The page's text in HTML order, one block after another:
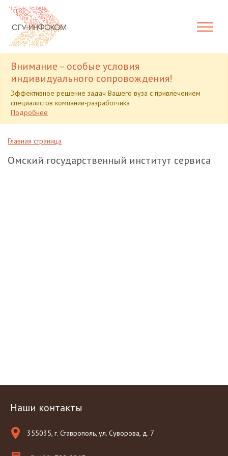
Внимание – особые условия
индивидуального сопровождения!
Эффективное решение задач Вашего вуза с привлечением
специалистов компании-разработчика
Подробнее
Главная страница
Омский государственный институт сервиса
Наши контакты
355035, г. Ставрополь, ул. Суворова, д. 7